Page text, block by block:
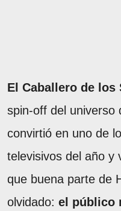
El Caballero de los
spin-off del universo
convirtió en uno de
televisivos del año y
que buena parte de
olvidado: el público